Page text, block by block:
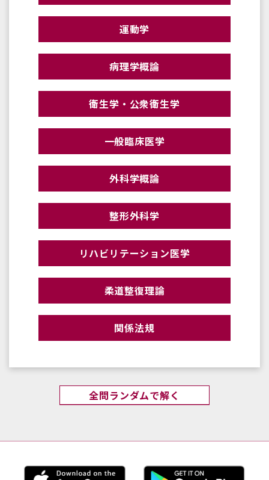
運動学
病理学概論
衛生学・公衆衛生学
一般臨床医学
外科学概論
整形外科学
リハビリテーション医学
柔道整復理論
関係法規
全問ランダムで解く